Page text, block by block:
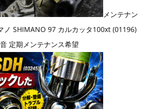
メンテナン
ノ SHIMANO 97 カルカッタ100xt (01196)
定期メンテナンス希望